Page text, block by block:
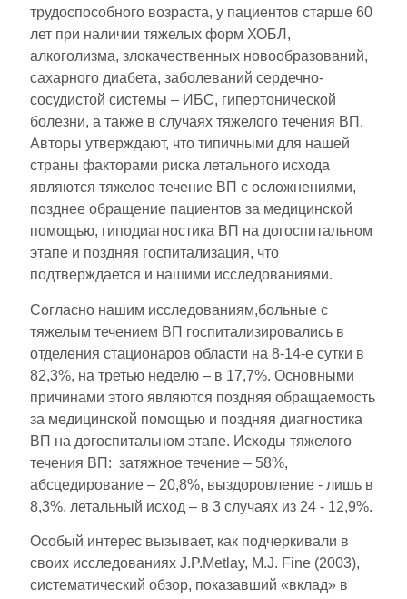
трудоспособного возраста, у пациентов старше 60
лет при наличии тяжелых форм ХОБЛ,
алкоголизма, злокачественных новообразований,
сахарного диабета, заболеваний сердечно-
сосудистой системы – ИБС, гипертонической
болезни, а также в случаях тяжелого течения ВП.
Авторы утверждают, что типичными для нашей
страны факторами риска летального исхода
являются тяжелое течение ВП с осложнениями,
позднее обращение пациентов за медицинской
помощью, гиподиагностика ВП на догоспитальном
этапе и поздняя госпитализация, что
подтверждается и нашими исследованиями.
Согласно нашим исследованиям,больные с
тяжелым течением ВП госпитализировались в
отделения стационаров области на 8-14-е сутки в
82,3%, на третью неделю – в 17,7%. Основными
причинами этого являются поздняя обращаемость
за медицинской помощью и поздняя диагностика
ВП на догоспитальном этапе. Исходы тяжелого
течения ВП: затяжное течение – 58%,
абсцедирование – 20,8%, выздоровление - лишь в
8,3%, летальный исход – в 3 случаях из 24 - 12,9%.
Особый интерес вызывает, как подчеркивали в
своих исследованиях J.P.Metlay, M.J. Fine (2003),
систематический обзор, показавший «вклад» в